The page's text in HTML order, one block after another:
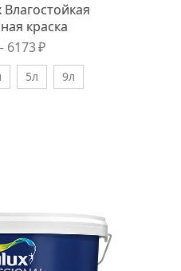
краска
6173₽
5л 9л